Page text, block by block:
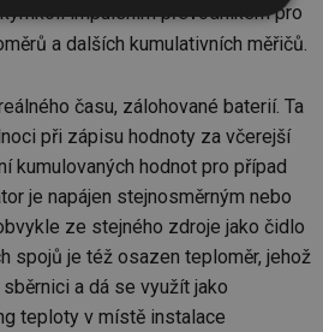
impulsním převodníkem pro
a dalších kumulativních měřičů.
času, zálohované baterií. Ta
při zápisu hodnoty za včerejší
kumulovaných hodnot pro případ
je napájen stejnosměrným nebo
ze stejného zdroje jako čidlo
spojů je též osazen teploměr, jehož
a dá se využít jako
teploty v místě instalace
Výkonové
soubory
Soubory
cílení
Nezařazené
soubory